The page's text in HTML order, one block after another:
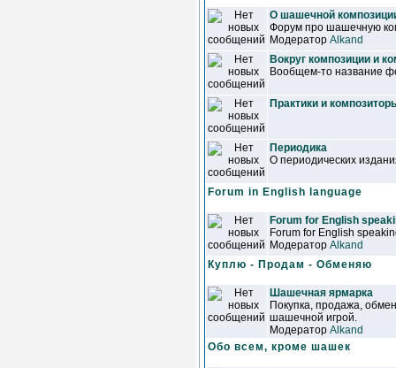
О шашечной
Форум про шашечную
Модератор Alkand
Вокруг композиции и
Вообщем-то название
Практики и
Периодика
О периодических
Forum in English language
Forum for English
Forum for English
Модератор Alkand
Куплю - Продам - Обменяю
Шашечная ярмарка
Покупка, продажа,
шашечной игрой.
Модератор Alkand
Обо всем, кроме шашек